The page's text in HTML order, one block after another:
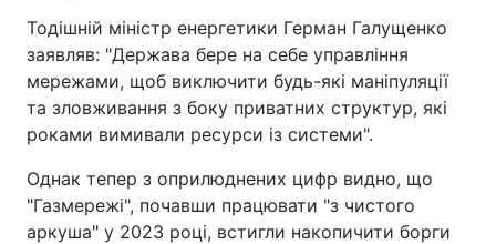
Тодішній міністр енергетики Герман Галущенко
заявляв: "Держава бере на себе управління
мережами, щоб виключити будь-які маніпуляції
та зловживання з боку приватних структур, які
роками вимивали ресурси із системи".
Однак тепер з оприлюднених цифр видно, що
"Газмережі", почавши працювати "з чистого
аркуша" у 2023 році, встигли накопичити борги